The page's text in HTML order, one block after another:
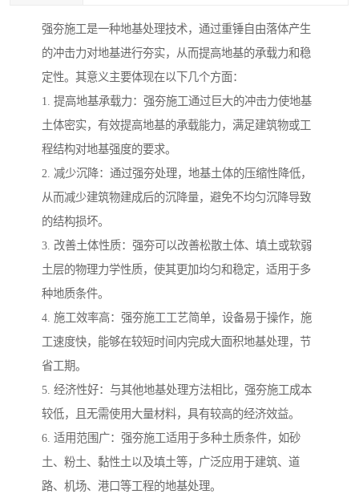
强夯施工是一种地基处理技术，通过重锤自由落体产生
的冲击力对地基进行夯实，从而提高地基的承载力和稳
定性。其意义主要体现在以下几个方面：
1. 提高地基承载力：强夯施工通过巨大的冲击力使地基
土体密实，有效提高地基的承载能力，满足建筑物或工
程结构对地基强度的要求。
2. 减少沉降：通过强夯处理，地基土体的压缩性降低，
从而减少建筑物建成后的沉降量，避免不均匀沉降导致
的结构损坏。
3. 改善土体性质：强夯可以改善松散土体、填土或软弱
土层的物理力学性质，使其更加均匀和稳定，适用于多
种地质条件。
4. 施工效率高：强夯施工工艺简单，设备易于操作，施
工速度快，能够在较短时间内完成大面积地基处理，节
省工期。
5. 经济性好：与其他地基处理方法相比，强夯施工成本
较低，且无需使用大量材料，具有较高的经济效益。
6. 适用范围广：强夯施工适用于多种土质条件，如砂
土、粉土、黏性土以及填土等，广泛应用于建筑、道
路、机场、港口等工程的地基处理。